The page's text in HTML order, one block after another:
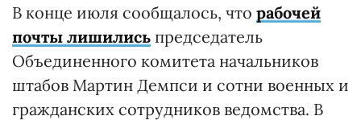
В конце июля сообщалось, что рабочей
почты лишились председатель
Объединенного комитета начальников
штабов Мартин Демпси и сотни военных и
гражданских сотрудников ведомства. В